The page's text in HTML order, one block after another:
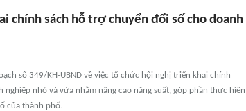
chính sách hỗ trợ chuyển đổi số cho doanh
số 349/KH-UBND về việc tổ chức hội nghị triển khai chính
nhỏ và vừa nhằm nâng cao năng suất, góp phần thực hiện
của thành phố.